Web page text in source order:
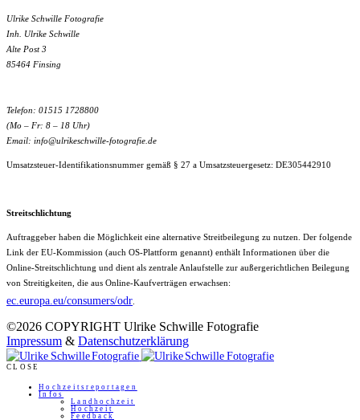
Ulrike Schwille Fotografie
Inh. Ulrike Schwille
Alte Post 3
85464 Finsing
Telefon: 01515 1728800
(Mo – Fr: 8 – 18 Uhr)
Email: info@ulrikeschwille-fotografie.de
Umsatzsteuer-Identifikationsnummer gemäß § 27 a Umsatzsteuergesetz: DE305442910
Streitschlichtung
Auftraggeber haben die Möglichkeit eine alternative Streitbeilegung zu nutzen. Der folgende
Link der EU-Kommission (auch OS-Plattform genannt) enthält Informationen über die
Online-Streitschlichtung und dient als zentrale Anlaufstelle zur außergerichtlichen Beilegung
von Streitigkeiten, die aus Online-Kaufverträgen erwachsen:
ec.europa.eu/consumers/odr
©2026 COPYRIGHT Ulrike Schwille Fotografie
Impressum & Datenschutzerklärung
CLOSE
Hochzeitsreportagen
Infos
Landhochzeit
Hochzeit
Feedback